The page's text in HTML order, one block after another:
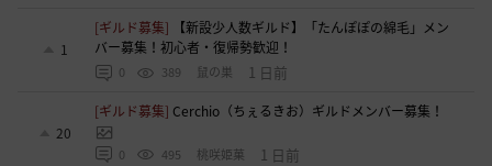
1
[ギルド募集]
【新設少人数ギルド】「たんぽぽの綿毛」メン
バー募集！初心者・復帰勢歓迎！
0 389 鼠の巣 1 日前
20
[ギルド募集] Cerchio（ちぇるきお）ギルドメンバー募集！
0 495 桃咲姫菓 1 日前